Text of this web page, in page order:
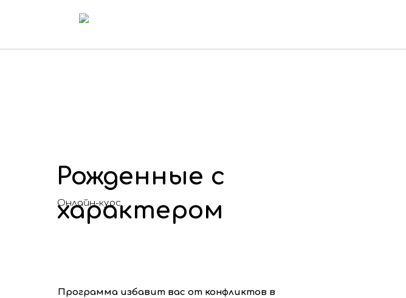
Рожденные с
характером
Программа избавит вас от конфликтов в
Онлайн-курс